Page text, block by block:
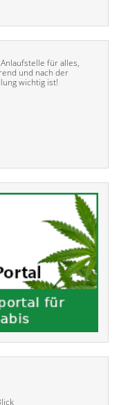
für alles,
und nach der
wichtig ist!